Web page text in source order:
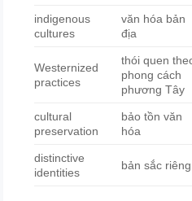
indigenous
cultures
văn hóa bản
địa
Westernized
practices
thói quen
phong cách
phương Tây
cultural
preservation
bảo tồn văn
hóa
distinctive
identities
bản sắc riêng